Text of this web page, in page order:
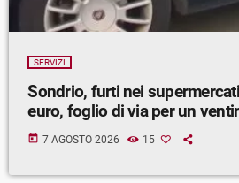
SERVIZI
Sondrio, furti nei
euro, foglio di via per un
today 7 AGOSTO 2026 15